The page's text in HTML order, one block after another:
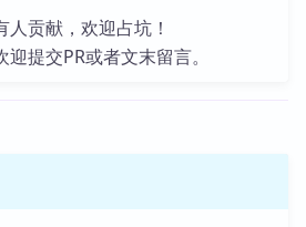
贡献，欢迎占坑！
提交PR或者文末留言。